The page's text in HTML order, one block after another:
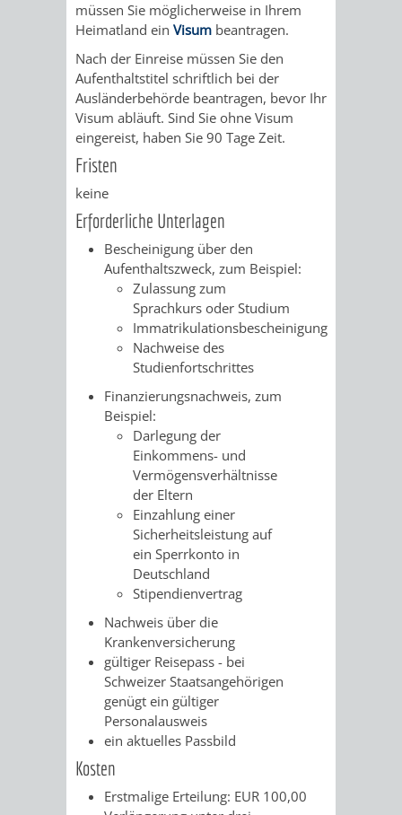
FRIEDHÖFE
BESTATTUNGSMÖGLICHKEITEN
HAUPTFRIEDHOF
WEINHEIM
FRIEDHOF
OBERFLOCKENBACH
FRIEDHOF
RIPPENWEIER-
HEILIGKREUZ
FRIEDHOF
SULZBACH
KIRCHEN
KULTUREINRICHTUNGEN
THEATER
MUSEUM
MUSEUM
STADTBIBLIOTHEK
A
BIS
AUSLEIHE
MEDIENANGEBOTE
ONLINE-
KATALOG
VERANSTALTUNGEN
AUSBILDUNG
&
PRAKTIKA
LEIHVERKEHR
DER
BIBLIOTHEK
SERVICE
FÜR
LEHRER/INNEN
&
ERZIEHER/INNEN
KINO
VERANSTALTER
VERANSTALTUNGSRÄUME
STADTHALLE
ROLF-
ENGELBRECHT-
HAUS
BÜRGERSAAL
IM
ALTEN
RATHAUS
STADTARCHIV
MELDEKARTEI
VERÖFFENTLICHUNGEN
RIDE
PARKEN
APP
VRNNEXTBIKE
müssen Sie möglicherweise in Ihrem
Heimatland ein Visum beantragen.
Nach der Einreise müssen Sie den
Aufenthaltstitel schriftlich bei der
Ausländerbehörde beantragen, bevor Ihr
Visum abläuft. Sind Sie ohne Visum
eingereist, haben Sie 90 Tage Zeit.
Fristen
keine
Erforderliche Unterlagen
Bescheinigung über den
Aufenthaltszweck, zum Beispiel:
Zulassung zum
Sprachkurs oder Studium
Immatrikulationsbescheinigung
Nachweise des
Studienfortschrittes
Finanzierungsnachweis, zum
Beispiel:
Darlegung der
Einkommens- und
Vermögensverhältnisse
der Eltern
Einzahlung einer
Sicherheitsleistung auf
ein Sperrkonto in
Deutschland
Stipendienvertrag
Nachweis über die
Krankenversicherung
gültiger Reisepass - bei
Schweizer Staatsangehörigen
genügt ein gültiger
Personalausweis
ein aktuelles Passbild
Kosten
Erstmalige Erteilung: EUR 100,00